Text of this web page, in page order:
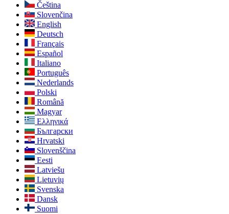
Čeština
Slovenčina
English
Deutsch
Français
Español
Italiano
Português
Nederlands
Polski
Română
Magyar
Ελληνικά
Български
Hrvatski
Slovenščina
Eesti
Latviešu
Lietuvių
Svenska
Dansk
Suomi